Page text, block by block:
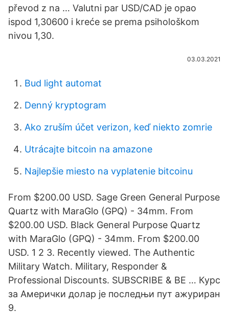
převod z na … Valutni par USD/CAD je opao
ispod 1,30600 i kreće se prema psihološkom
nivou 1,30.
03.03.2021
Bud light automat
Denný kryptogram
Ako zruším účet verizon, keď niekto zomrie
Utrácajte bitcoin na amazone
Najlepšie miesto na vyplatenie bitcoinu
From $200.00 USD. Sage Green General Purpose
Quartz with MaraGlo (GPQ) - 34mm. From
$200.00 USD. Black General Purpose Quartz
with MaraGlo (GPQ) - 34mm. From $200.00
USD. 1 2 3. Recently viewed. The Authentic
Military Watch. Military, Responder &
Professional Discounts. SUBSCRIBE & BE … Курс
за Амерички долар је последњи пут ажуриран
9.